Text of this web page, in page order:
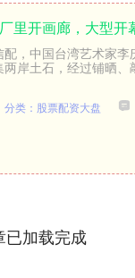
里开画廊，大型开
，中国台湾艺术家
岸土石，经过铺晒
分类：股票配资大盘
已加载完成沪深300